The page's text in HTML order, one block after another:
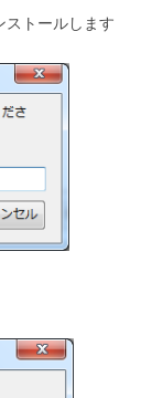
ストールします